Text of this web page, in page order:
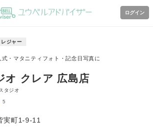
ログイン
レジャー
・マタニティフォト・記念日写真に
オ クレア 広島店
タジオ
5
実町1-9-11